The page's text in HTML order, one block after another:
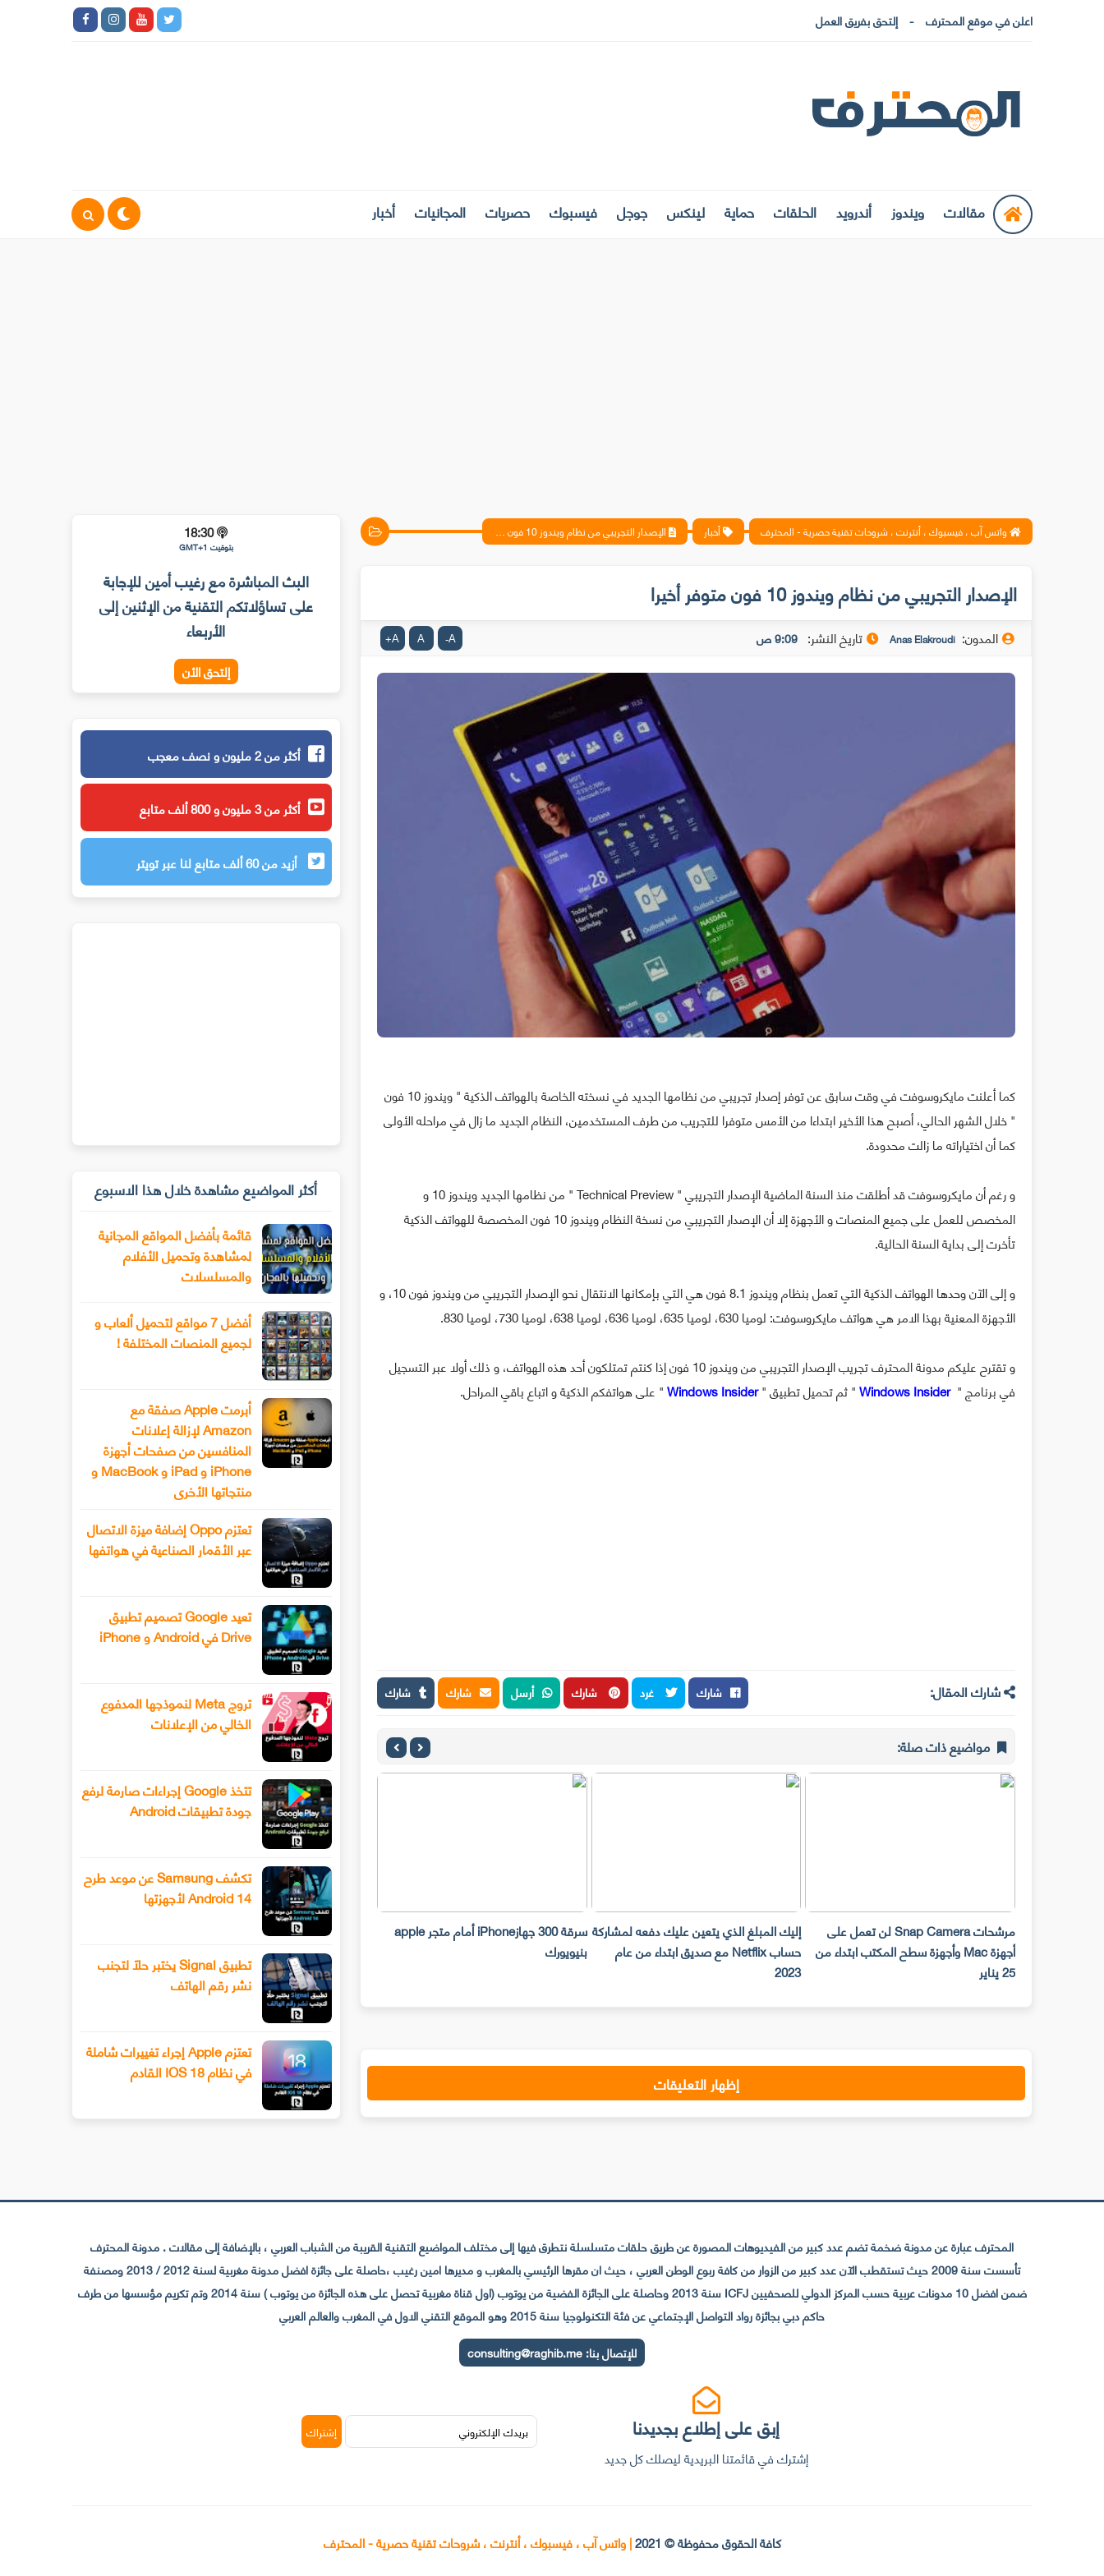
اعلن في موقع المحترف إلتحق بفريق العمل
مقالات ويندوز أندرويد الحلقات حماية لينكس جوجل فيسبوك حصريات المجانيات أخبار
واتس آب ، فيسبوك ، أنترنت ، شروحات تقنية حصرية - المحترف أخبار الإصدار التجريبي من نظام ويندوز 10 فون متوفر أخيرا
الإصدار التجريبي من نظام ويندوز 10 فون متوفر أخيرا
المدون: Anas Elakroudi تاريخ النشر: 9:09 ص A
-
A
A
+
كما أعلنت مايكروسوفت في وقت سابق عن توفر إصدار تجريبي من نظامها الجديد في نسخته الخاصة بالهواتف الذكية " ويندوز 10 فون
" خلال الشهر الحالي، أصبح هذا الأخير ابتداءا من الأمس متوفرا للتجريب من طرف المستخدمين، النظام الجديد ما زال في مراحله الأولى
كما أن اختياراته ما زالت محدودة.
و رغم أن مايكروسوفت قد أطلقت منذ السنة الماضية الإصدار التجريبي " Technical Preview " من نظامها الجديد ويندوز 10 و
المخصص للعمل على جميع المنصات و الأجهزة إلا أن الإصدار التجريبي من نسخة النظام ويندوز 10 فون المخصصة للهواتف الذكية
تأخرت إلى بداية السنة الحالية.
و إلى الآن وحدها الهواتف الذكية التي تعمل بنظام ويندوز 8.1 فون هي التي بإمكانها الانتقال نحو الإصدار التجريبي من ويندوز فون 10، و
الأجهزة المعنية بهذا الامر هي هواتف مايكروسوفت: لوميا 630، لوميا 635، لوميا 636، لوميا 638، لوميا 730، لوميا 830.
و تقترح عليكم مدونة المحترف تجريب الإصدار التجريبي من ويندوز 10 فون إذا كنتم تمتلكون أحد هذه الهواتف، و ذلك أولا عبر التسجيل
في برنامج "Windows Insider" ثم تحميل تطبيق "Windows Insider" على هواتفكم الذكية و اتباع باقي المراحل.
شارك المقال: شارك غرد شارك أرسل شارك شارك
مواضيع ذات صلة:
مرشحات Snap Camera لن تعمل على
أجهزة Mac وأجهزة سطح المكتب ابتداء من
25 يناير
إليك المبلغ الذي يتعين عليك دفعه لمشاركة
حساب Netflix مع صديق ابتداء من عام
2023
سرقة 300 جهازiPhone أمام متجر apple
بنيويورك تليفوتوغرافي
إظهار التعليقات
18:30
بتوقيت GMT+1
البث المباشرة مع رغيب أمين للإجابة
على تساؤلاتكم التقنية من الإثنين إلى
الأربعاء
إلتحق الأن
أكثر من 2 مليون و نصف معجب
أكثر من 3 مليون و 800 ألف متابع
أزيد من 60 ألف متابع لنا عبر تويتر
أكثر المواضيع مشاهدة خلال هذا الاسبوع
قائمة بأفضل المواقع المجانية
لمشاهدة وتحميل الأفلام
والمسلسلات
أفضل 7 مواقع لتحميل ألعاب و
لجميع المنصات المختلفة !
أبرمت Apple صفقة مع
Amazon لإزالة إعلانات
المنافسين من صفحات أجهزة
iPhone و iPad و MacBook و
منتجاتها الأخرى
تعتزم Oppo إضافة ميزة الاتصال
عبر الأقمار الصناعية في هواتفها
تعيد Google تصميم تطبيق
Drive في Android و iPhone
تروج Meta لنموذجها المدفوع
الخالي من الإعلانات
تتخذ Google إجراءات صارمة لرفع
جودة تطبيقات Android
تكشف Samsung عن موعد طرح
Android 14 لأجهزتها
تطبيق Signal يختبر حلًا لتجنب
نشر رقم الهاتف
تعتزم Apple إجراء تغييرات شاملة
في نظام IOS 18 القادم
المحترف عبارة عن مدونة ضخمة تضم عدد كبير من الفيديوهات المصورة عن طريق حلقات متسلسلة نتطرق فيها إلى مختلف المواضيع التقنية القريبة من الشباب العربي ، بالإضافة إلى مقالات . مدونة المحترف
تأسست سنة 2009 حيث تستقطب الآن عدد كبير من الزوار من كافة ربوع الوطن العربي ، حيث ان مقرها الرئيسي بالمغرب و مديرها امين رغيب ،حاصلة على جائزة افضل مدونة مغربية لسنة 2012 / 2013 ومصنفة
ضمن افضل 10 مدونات عربية حسب المركز الدولي للصحفيين ICFJ سنة 2013 وحاصلة على الجائزة الفضية من يوتوب (اول قناة مغربية تحصل على هذه الجائزة من يوتوب ) سنة 2014 وتم تكريم مؤسسها من طرف
حاكم دبي بجائزة رواد التواصل الإجتماعي عن فئة التكنولوجيا سنة 2015 وهو الموقع التقني الاول في المغرب والعالم العربي
للإتصال بنا:consulting@raghib.me
إبق على إطلاع بجديدنا
إشترك في قائمتنا البريدية ليصلك كل جديد
كافة الحقوق محفوظة © 2021 |واتس آب ، فيسبوك ، أنترنت ، شروحات تقنية حصرية - المحترف